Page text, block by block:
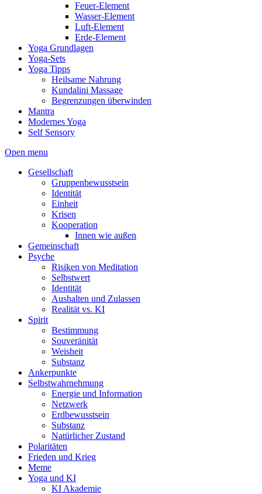
Feuer-Element
Wasser-Element
Luft-Element
Erde-Element
Yoga Grundlagen
Yoga-Sets
Yoga Tipps
Heilsame Nahrung
Kundalini Massage
Begrenzungen überwinden
Mantra
Modernes Yoga
Self Sensory
Open menu
Gesellschaft
Gruppenbewusstsein
Identität
Einheit
Krisen
Kooperation
Innen wie außen
Gemeinschaft
Psyche
Risiken von Meditation
Selbstwert
Identität
Aushalten und Zulassen
Realität vs. KI
Spirit
Bestimmung
Souveränität
Weisheit
Substanz
Ankerpunkte
Selbstwahrnehmung
Energie und Information
Netzwerk
Erdbewusstsein
Substanz
Natürlicher Zustand
Polaritäten
Frieden und Krieg
Meme
Yoga und KI
KI Akademie